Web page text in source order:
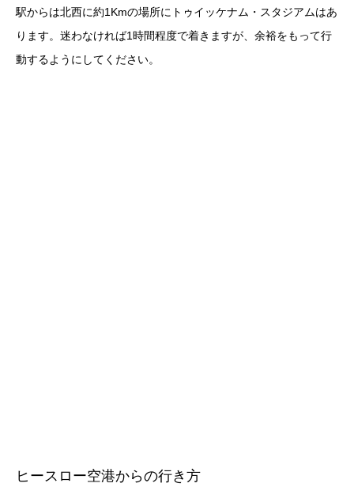
駅からは北西に約1Kmの場所にトゥイッケナム・スタジアムはあ
ります。迷わなければ1時間程度で着きますが、余裕をもって行
動するようにしてください。
ヒースロー空港からの行き方